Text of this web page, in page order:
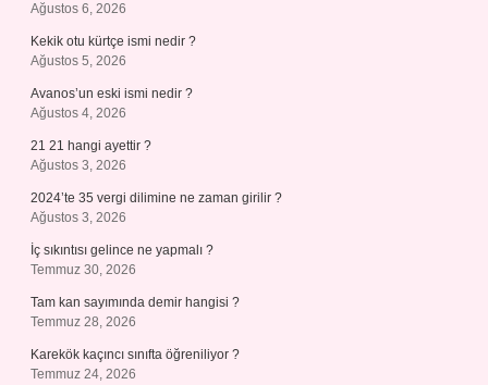
Ağustos 6, 2026
Kekik otu kürtçe ismi nedir ?
Ağustos 5, 2026
Avanos’un eski ismi nedir ?
Ağustos 4, 2026
21 21 hangi ayettir ?
Ağustos 3, 2026
2024’te 35 vergi dilimine ne zaman girilir ?
Ağustos 3, 2026
İç sıkıntısı gelince ne yapmalı ?
Temmuz 30, 2026
Tam kan sayımında demir hangisi ?
Temmuz 28, 2026
Karekök kaçıncı sınıfta öğreniliyor ?
Temmuz 24, 2026